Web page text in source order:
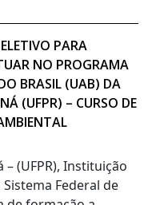
PARA
NO PROGRAMA
BRASIL (UAB) DA
(UFPR) – CURSO DE
(UFPR), Instituição
Federal de